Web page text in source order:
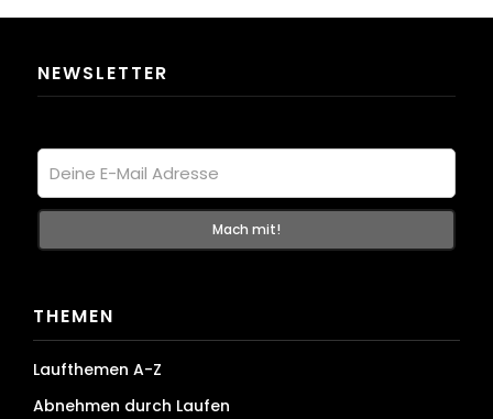
NEWSLETTER
THEMEN
Laufthemen A-Z
Abnehmen durch Laufen